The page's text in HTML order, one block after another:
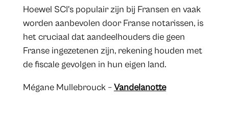
Hoewel SCI's populair zijn bij Fransen en vaak
worden aanbevolen door Franse notarissen, is
het cruciaal dat aandeelhouders die geen
Franse ingezetenen zijn, rekening houden met
de fiscale gevolgen in hun eigen land.
Mégane Mullebrouck –Vandelanotte